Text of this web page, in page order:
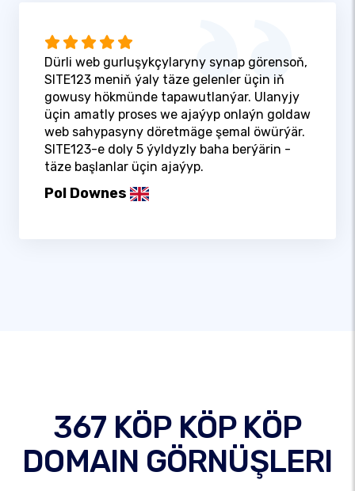
Dürli web gurluşykçylaryny synap görensoň,
SITE123 meniň ýaly täze gelenler üçin iň
gowusy hökmünde tapawutlanýar. Ulanyjy
üçin amatly proses we ajaýyp onlaýn goldaw
web sahypasyny döretmäge şemal öwürýär.
SITE123-e doly 5 ýyldyzly baha berýärin -
täze başlanlar üçin ajaýyp.
Pol Downes
367 KÖP KÖP KÖP
DOMAIN GÖRNÜŞLERI